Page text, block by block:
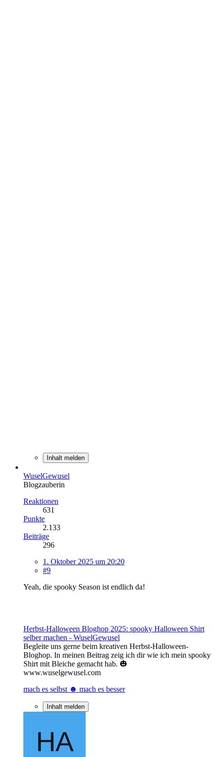
Inhalt melden
WuselGewusel
Blogzauberin
Reaktionen
631
Punkte
2.133
Beiträge
296
1. Oktober 2025 um 20:20
#9
Yeah, die spooky Season ist endlich da!
Herbst-Halloween Bloghop 2025: spooky Halloween Shirt
selber machen - WuselGewusel
Begleite uns gerne beim kreativen Herbst-Halloween-
Bloghop. In meinen Beitrag zeig ich dir wie ich mein spooky
Shirt mit Bleiche gemacht hab. 🎃
www.wuselgewusel.com
mach es selbst ☻ mach es besser
Inhalt melden